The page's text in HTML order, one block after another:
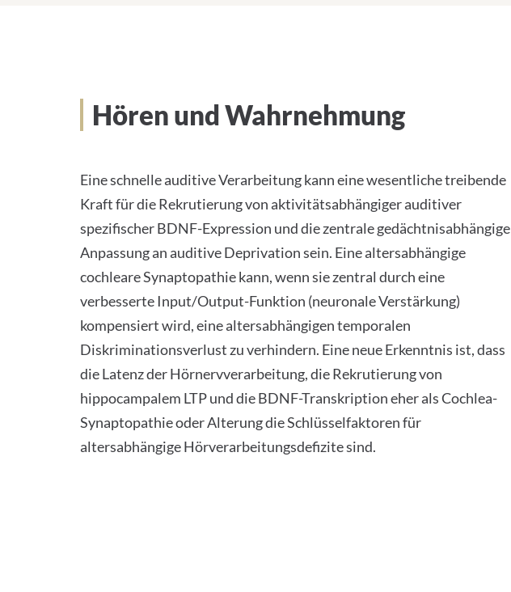
Hören und Wahrnehmung
Eine schnelle auditive Verarbeitung kann eine wesentliche treibende
Kraft für die Rekrutierung von aktivitätsabhängiger auditiver
spezifischer BDNF-Expression und die zentrale gedächtnisabhängige
Anpassung an auditive Deprivation sein. Eine altersabhängige
cochleare Synaptopathie kann, wenn sie zentral durch eine
verbesserte Input/Output-Funktion (neuronale Verstärkung)
kompensiert wird, eine altersabhängigen temporalen
Diskriminationsverlust zu verhindern. Eine neue Erkenntnis ist, dass
die Latenz der Hörnervverarbeitung, die Rekrutierung von
hippocampalem LTP und die BDNF-Transkription eher als Cochlea-
Synaptopathie oder Alterung die Schlüsselfaktoren für
altersabhängige Hörverarbeitungsdefizite sind.